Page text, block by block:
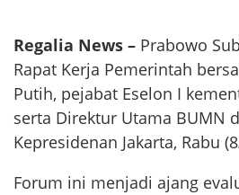
Regalia News – Prabowo
Rapat Kerja Pemerintah
Putih, pejabat Eselon I
serta Direktur Utama BUMN
Kepresidenan Jakarta, Rabu
Forum ini menjadi ajang